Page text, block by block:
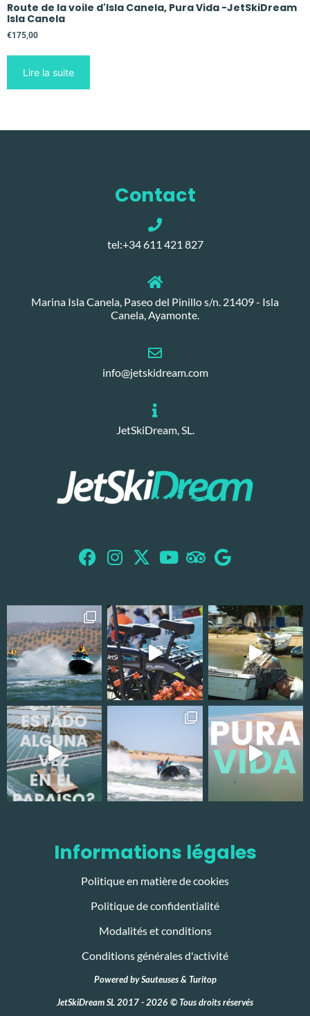
Route de la voile d'Isla Canela, Pura Vida -JetSkiDream
Isla Canela
€175,00
Lire la suite
Contact
tel:+34 611 421 827
Marina Isla Canela, Paseo del Pinillo s/n. 21409 - Isla
Canela, Ayamonte.
info@jetskidream.com
JetSkiDream, SL.
Informations légales
Politique en matière de cookies
Politique de confidentialité
Modalités et conditions
Conditions générales d'activité
Powered bySauteuses& Turitop
JetSkiDream SL 2017 - 2026 © Tous droits réservés